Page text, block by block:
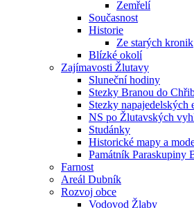
Zemřelí
Současnost
Historie
Ze starých kronik
Blízké okolí
Zajímavosti Žlutavy
Sluneční hodiny
Stezky Branou do
Stezky napajedelských
NS po Žlutavských
Studánky
Historické mapy a
Památník Paraskupiny
Farnost
Areál Dubník
Rozvoj obce
Vodovod Žlaby